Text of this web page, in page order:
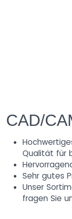
CAD/
Qualität für
Sehr gutes
Unser
fragen Sie